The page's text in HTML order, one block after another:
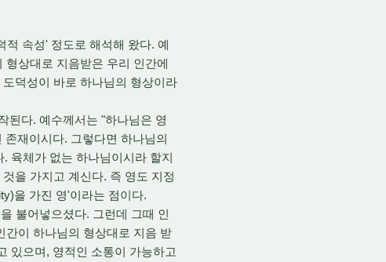
속성' 정도로 해석해 왔다. 예
상대로 지음받은 우리 인간에
덕성이 바로 하나님의 형상이라
된다. 예수께서는 "하나님은 영
재이시다. 그렇다면 하나님의
육체가 없는 하나님이시라 할지
을 가지고 계신다. 즉 영도 지정
을 가진 영'이라는 점이다.
불어넣으셨다. 그런데 그때 인
간이 하나님의 형상대로 지음 받
있으며, 영적인 소통이 가능하고